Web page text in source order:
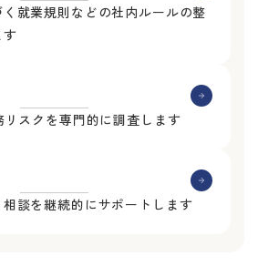
就業規則などの社内ルールの整
スクを専門的に調査します
談を継続的にサポートします